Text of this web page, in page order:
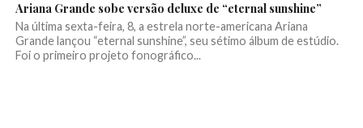
Ariana Grande sobe versão deluxe de “eternal sunshine”
Na última sexta-feira, 8, a estrela norte-americana Ariana
Grande lançou “eternal sunshine”, seu sétimo álbum de estúdio.
Foi o primeiro projeto fonográfico...